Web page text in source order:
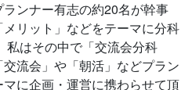
ンナー有志の約20名が幹事
リット」などをテーマに分科
私はその中で「交流会分科
流会」や「朝活」などプラン
に企画・運営に携わらせて頂